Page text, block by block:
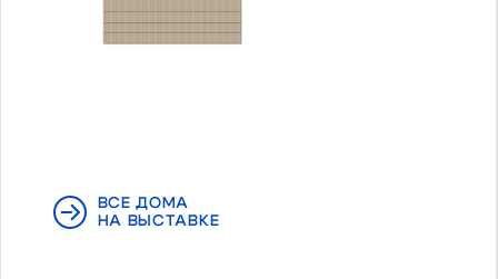
ВСЕ ДОМА
НА ВЫСТАВКЕ